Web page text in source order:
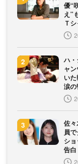
優“
え”
Ｔ
ハ
ャ
い
涙
佐
員
シ
告白